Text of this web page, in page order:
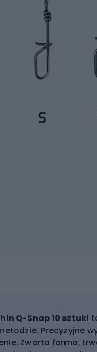
Q-Snap 10 sztuki
Precyzyjne
Zwarta forma,